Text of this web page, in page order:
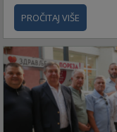
PROČITAJ VIŠE